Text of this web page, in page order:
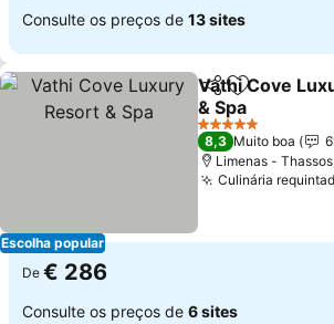
Consulte os preços de 13 sites
Escolha popular
PartilharAdicionar
Vathi Cove
& Spa
5 Estrelas
8,3 Muito boa
Limenas -
Culinária
De € 286
Consulte os preços de 6 sites